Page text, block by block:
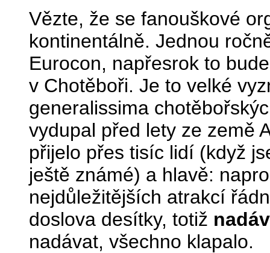
Vězte, že se fanouškové
kontinentálně. Jednou
Eurocon, napřesrok to
v Chotěboři. Je to velké
generalissima
vydupal před lety ze země
přijelo přes tisíc lidí (když
ještě známé) a hlavě:
nejdůležitějších atrakcí
doslova desítky, totiž
nadávat, všechno klapalo.